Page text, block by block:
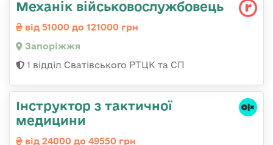
Механік військовослужбовець
від 51000 до 121000 грн
Запоріжжя
1 відділ Сватівського РТЦК та СП
Інструктор з тактичної
медицини
від 24000 до 49550 грн